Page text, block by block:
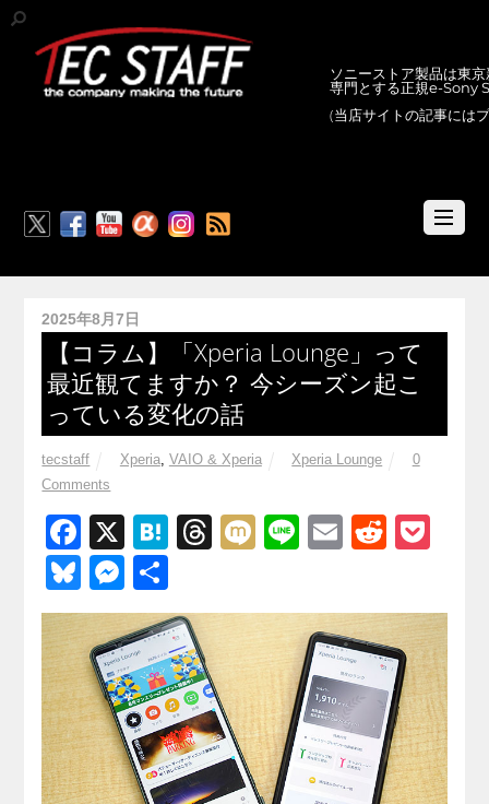
ソニーストア製品は東
専門とする正規e-Sony
(当店サイトの記事には
2025年8月7日
【コラム】「Xperia Lounge」って
最近観てますか？ 今シーズン起こ
っている変化の話
tecstaff Xperia, VAIO & Xperia Xperia Lounge
0
Comments
F
a
c
e
b
o
o
k
X
H
e
n
a
T
e
a
d
s
M
Li
e
E
ail
R
d
di
t
ck
et
Bl
u
e
sk
y
M
e
ss
e
n
g
er
有